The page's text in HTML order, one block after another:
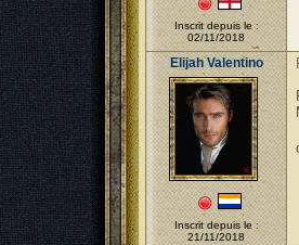
Inscrit depuis le :
02/11/2018
Elijah Valentino
Inscrit depuis le :
21/11/2018